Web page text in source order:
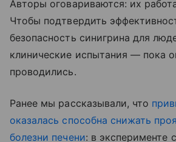
Авторы оговариваются: их
Чтобы подтвердить
безопасность синигрина для
клинические испытания — пока
проводились.
Ранее мы рассказывали, что
оказалась способна снижать
болезни печени: в эксперименте